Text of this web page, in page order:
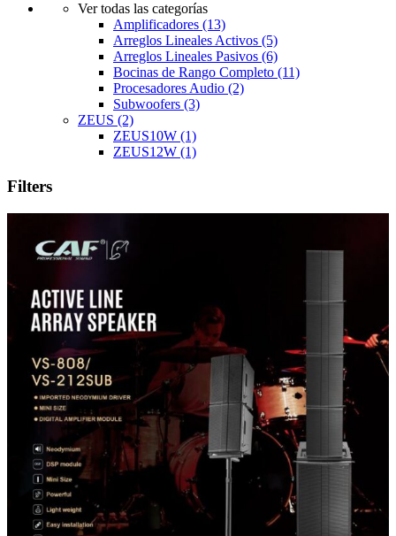
Ver todas las categorías
Amplificadores (13)
Arreglos Lineales Activos (5)
Arreglos Lineales Pasivos (6)
Bocinas de Rango Completo (11)
Procesadores Audio (2)
Subwoofers (3)
ZEUS (2)
ZEUS10W (1)
ZEUS12W (1)
Filters